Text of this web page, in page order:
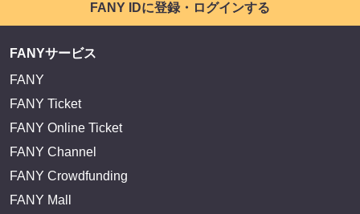
FANY IDに登録・ログインする
FANYサービス
FANY
FANY Ticket
FANY Online Ticket
FANY Channel
FANY Crowdfunding
FANY Mall